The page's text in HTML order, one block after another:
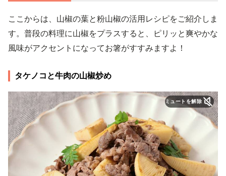
ここからは、山椒の葉と粉山椒の活用レシピをご紹介しま
す。普段の料理に山椒をプラスすると、ピリッと爽やかな
風味がアクセントになってお箸がすすみますよ！
タケノコと牛肉の山椒炒め
ミュートを解除